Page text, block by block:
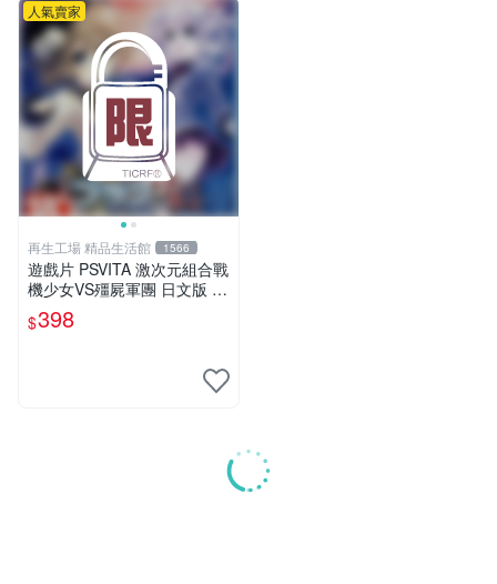
人氣賣家
再生工場 精品生活館 1566
遊戲片 PSVITA 激次元組合戰
機少女VS殭屍軍團 日文版 再
生工場 01
$398